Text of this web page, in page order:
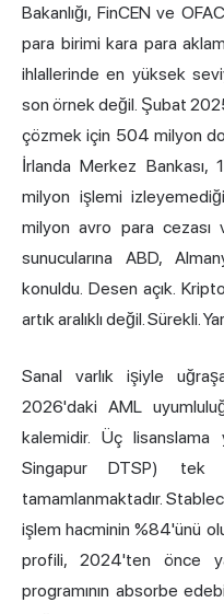
Bakanlığı, FinCEN ve
para birimi kara para
ihlallerinde en yüksek
son örnek değil. Şubat
çözmek için 504 milyon
İrlanda Merkez
milyon işlemi
milyon avro para
sunucularına ABD,
konuldu. Desen açık.
artık aralıklı değil. Sürekli.
Sanal varlık işiyle
2026'daki AML
kalemidir. Üç
Singapur DTSP)
tamamlanmaktadır.
işlem hacminin %84'ünü
profili, 2024'ten önce
programının absorbe